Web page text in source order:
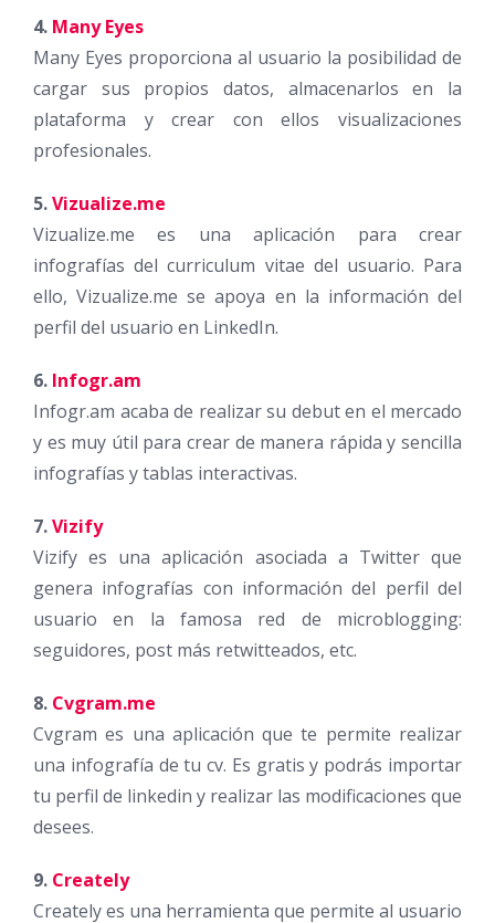
4. Many Eyes
Many Eyes proporciona al usuario la posibilidad de
cargar sus propios datos, almacenarlos en la
plataforma y crear con ellos visualizaciones
profesionales.
5.Vizualize.me
Vizualize.me es una aplicación para crear
infografías del curriculum vitae del usuario. Para
ello, Vizualize.me se apoya en la información del
perfil del usuario en LinkedIn.
6. Infogr.am
Infogr.am acaba de realizar su debut en el mercado
y es muy útil para crear de manera rápida y sencilla
infografías y tablas interactivas.
7.Vizify
Vizify es una aplicación asociada a Twitter que
genera infografías con información del perfil del
usuario en la famosa red de microblogging:
seguidores, post más retwitteados, etc.
8. Cvgram.me
Cvgram es una aplicación que te permite realizar
una infografía de tu cv. Es gratis y podrás importar
tu perfil de linkedin y realizar las modificaciones que
desees.
9. Creately
Creately es una herramienta que permite al usuario